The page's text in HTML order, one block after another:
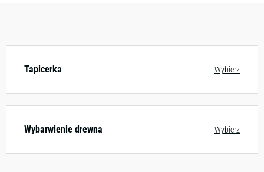
Tapicerka Wybierz
Wybarwienie drewna Wybierz